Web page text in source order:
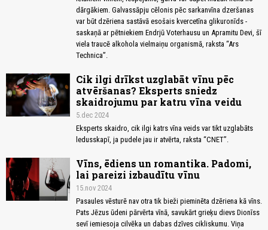
dārgākiem. Galvassāpju cēlonis pēc sarkanvīna dzeršanas
var būt dzēriena sastāvā esošais kvercetīna glikuronīds -
saskaņā ar pētniekiem Endrjū Voterhausu un Apramitu Devi, šī
viela traucē alkohola vielmaiņu organismā, raksta “Ars
Technica”.
Cik ilgi drīkst uzglabāt vīnu pēc
atvēršanas? Eksperts sniedz
skaidrojumu par katru vīna veidu
5.dec 2024
Eksperts skaidro, cik ilgi katrs vīna veids var tikt uzglabāts
ledusskapī, ja pudele jau ir atvērta, raksta “CNET”.
Vīns, ēdiens un romantika. Padomi,
lai pareizi izbaudītu vīnu
15.nov 2024
Pasaules vēsturē nav otra tik bieži pieminēta dzēriena kā vīns.
Pats Jēzus ūdeni pārvērta vīnā, savukārt grieķu dievs Dionīss
sevī iemiesoja cilvēka un dabas dzīves cikliskumu. Viņa